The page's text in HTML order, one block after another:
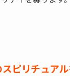
ピリチュア